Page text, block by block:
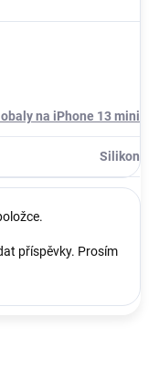
na iPhone 13 mini
Silikon
příspěvky. Prosím